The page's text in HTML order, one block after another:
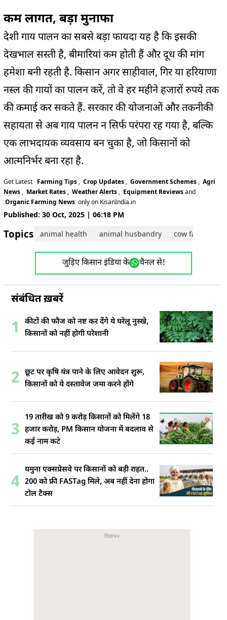
कम लागत, बड़ा मुनाफा
देशी गाय पालन का सबसे बड़ा फायदा यह है कि इसकी
देखभाल सस्ती है, बीमारियां कम होती हैं और दूध की मांग
हमेशा बनी रहती है. किसान अगर साहीवाल, गिर या हरियाणा
नस्ल की गायों का पालन करें, तो वे हर महीने हजारों रुपये तक
की कमाई कर सकते हैं. सरकार की योजनाओं और तकनीकी
सहायता से अब गाय पालन न सिर्फ परंपरा रह गया है, बल्कि
एक लाभदायक व्यवसाय बन चुका है, जो किसानों को
आत्मनिर्भर बना रहा है.
Get Latest Farming Tips , Crop Updates , Government Schemes , Agri
News , Market Rates , Weather Alerts , Equipment Reviewsand
Organic Farming News only on KisanIndia.in
Published: 30 Oct, 2025 | 06:18 PM
Topics: animal health animal husbandry cow farming
जुड़िए किसान इंडिया के चैनल से!
संबंधित ख़बरें
1
कीटों की फौज को नष्ट कर देंगे ये घरेलू नुस्खे,
किसानों को नहीं होगी परेशानी
2 छूट पर कृषि यंत्र पाने के लिए आवेदन शुरू,
किसानों को ये दस्तावेज जमा करने होंगे
3
19 तारीख को 9 करोड़ किसानों को मिलेंगे 18
हजार करोड़, PM किसान योजना में बदलाव से
कई नाम कटे
4
यमुना एक्सप्रेसवे पर किसानों को बड़ी राहत..
200 को फ्री FASTag मिले, अब नहीं देना होगा
टोल टैक्स